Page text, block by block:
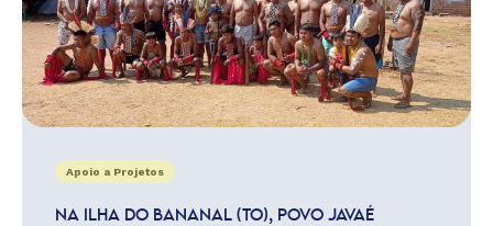
Apoio a Projetos
NA ILHA DO BANANAL (TO), POVO JAVAÉ